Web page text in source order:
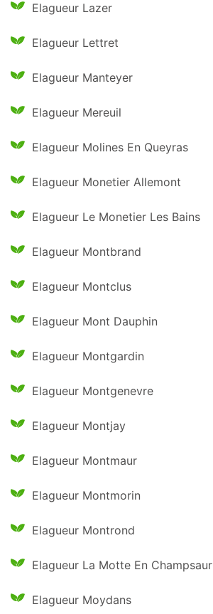
Elagueur Lazer
Elagueur Lettret
Elagueur Manteyer
Elagueur Mereuil
Elagueur Molines En Queyras
Elagueur Monetier Allemont
Elagueur Le Monetier Les Bains
Elagueur Montbrand
Elagueur Montclus
Elagueur Mont Dauphin
Elagueur Montgardin
Elagueur Montgenevre
Elagueur Montjay
Elagueur Montmaur
Elagueur Montmorin
Elagueur Montrond
Elagueur La Motte En Champsaur
Elagueur Moydans